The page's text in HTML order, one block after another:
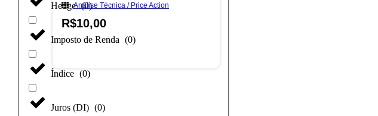
Hedge (0)
Imposto de Renda (0)
Índice (0)
Juros (DI) (0)
Análise Técnica / Price Action
R$10,00
Adicionar ao carrinho